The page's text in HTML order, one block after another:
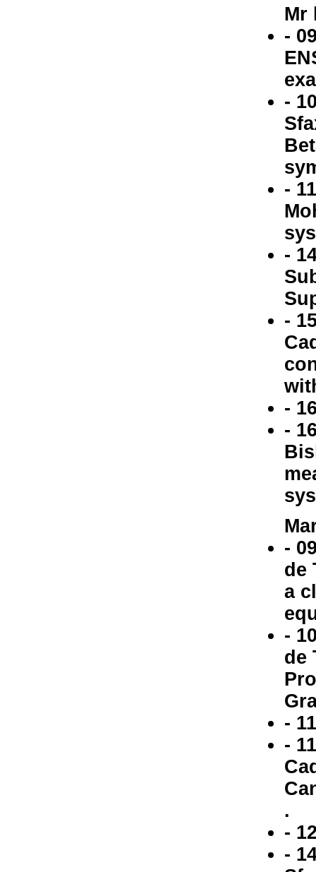
Mr
-
-
-
-
-
-
-
-
de
a
-
de
-
-
.
-
-